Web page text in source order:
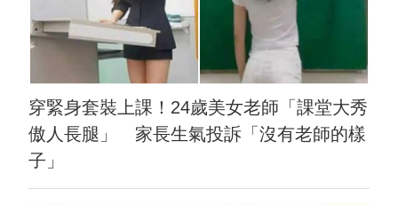
穿緊身套裝上課！24歲美女老師「課堂大秀
傲人長腿」 家長生氣投訴「沒有老師的樣
子」